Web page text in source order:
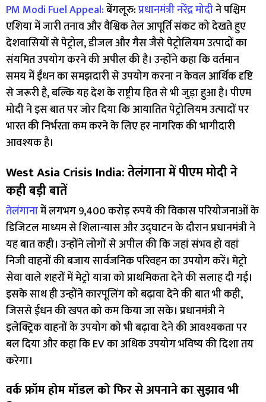
PM Modi Fuel Appeal:बेंगलूरु:प्रधानमंत्री नरेंद्र मोदीने पश्चिम
एशिया में जारी तनाव और वैश्विक तेल आपूर्ति संकट को देखते हुए
देशवासियों से पेट्रोल, डीजल और गैस जैसे पेट्रोलियम उत्पादों का
संयमित उपयोग करने की अपील की है। उन्होंने कहा कि वर्तमान
समय में ईंधन का समझदारी से उपयोग करना न केवल आर्थिक दृष्टि
से जरूरी है, बल्कि यह देश के राष्ट्रीय हित से भी जुड़ा हुआ है। पीएम
मोदी ने इस बात पर जोर दिया कि आयातित पेट्रोलियम उत्पादों पर
भारत की निर्भरता कम करने के लिए हर नागरिक की भागीदारी
आवश्यक है।
West Asia Crisis India: तेलंगाना में पीएम मोदी ने
कही बड़ी बातें
तेलंगानामें लगभग 9,400 करोड़ रुपये की विकास परियोजनाओं के
डिजिटल माध्यम से शिलान्यास और उद्घाटन के दौरान प्रधानमंत्री ने
यह बात कही। उन्होंने लोगों से अपील की कि जहां संभव हो वहां
निजी वाहनों की बजाय सार्वजनिक परिवहन का उपयोग करें। मेट्रो
सेवा वाले शहरों में मेट्रो यात्रा को प्राथमिकता देने की सलाह दी गई।
इसके साथ ही उन्होंने कारपूलिंग को बढ़ावा देने की बात भी कही,
जिससे ईंधन की खपत को कम किया जा सके। प्रधानमंत्री ने
इलेक्ट्रिक वाहनों के उपयोग को भी बढ़ावा देने की आवश्यकता पर
बल दिया और कहा कि EV का अधिक उपयोग भविष्य की दिशा तय
करेगा।
वर्क फ्रॉम होम मॉडल को फिर से अपनाने का सुझाव भी